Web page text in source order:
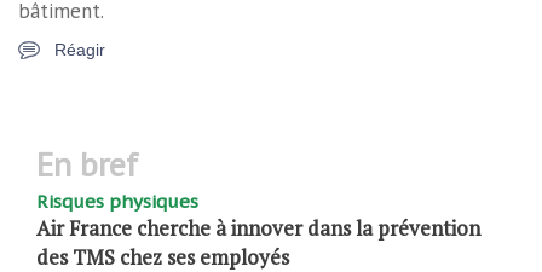
bâtiment.
Réagir
en bref
Risques physiques
Air France cherche à innover dans la prévention
des TMS chez ses employés